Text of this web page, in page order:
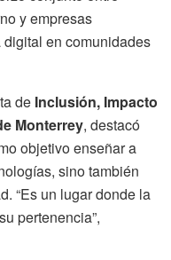
y empresas
en comunidades
de Inclusión, Impacto
Monterrey, destacó
objetivo enseñar a
sino también
“Es un lugar donde la
pertenencia”,